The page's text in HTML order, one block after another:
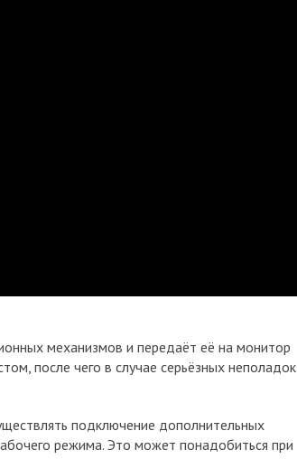
механизмов и передаёт её на монитор
после чего в случае серьёзных неполадок
подключение дополнительных
режима. Это может понадобиться при